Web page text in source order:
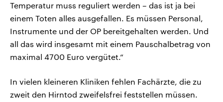
Temperatur muss reguliert werden – das ist ja bei
einem Toten alles ausgefallen. Es müssen Personal,
Instrumente und der OP bereitgehalten werden. Und
all das wird insgesamt mit einem Pauschalbetrag von
maximal 4700 Euro vergütet.“
In vielen kleineren Kliniken fehlen Fachärzte, die zu
zweit den Hirntod zweifelsfrei feststellen müssen.